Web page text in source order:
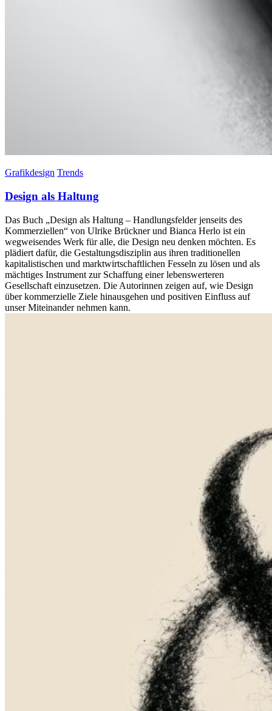
Grafikdesign Trends
Design als Haltung
Das Buch „Design als Haltung – Handlungsfelder jenseits des
Kommerziellen“ von Ulrike Brückner und Bianca Herlo ist ein
wegweisendes Werk für alle, die Design neu denken möchten. Es
plädiert dafür, die Gestaltungsdisziplin aus ihren traditionellen
kapitalistischen und marktwirtschaftlichen Fesseln zu lösen und als
mächtiges Instrument zur Schaffung einer lebenswerteren
Gesellschaft einzusetzen. Die Autorinnen zeigen auf, wie Design
über kommerzielle Ziele hinausgehen und positiven Einfluss auf
unser Miteinander nehmen kann.